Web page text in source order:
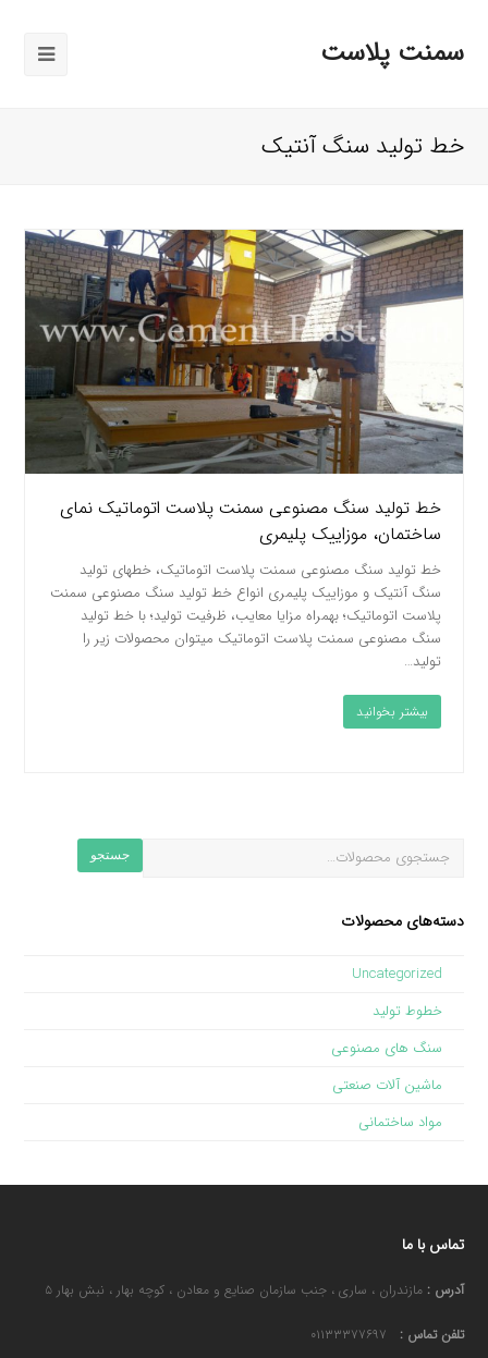
سمنت پلاست
باز
خط تولید سنگ آنتیک
خط تولید سنگ مصنوعی سمنت پلاست اتوماتیک نمای
ساختمان، موزاییک پلیمری
خط تولید سنگ مصنوعی سمنت پلاست اتوماتیک، خطهای تولید
سنگ آنتیک و موزاییک پلیمری انواع خط تولید سنگ مصنوعی سمنت
پلاست اتوماتیک؛ بهمراه مزایا معایب، ظرفیت تولید؛ با خط تولید
سنگ مصنوعی سمنت پلاست اتوماتیک میتوان محصولات زیر را
تولید…
بیشتر بخوانید
جستجو
دسته‌های محصولات
Uncategorized
خطوط تولید
سنگ های مصنوعی
ماشین آلات صنعتی
مواد ساختمانی
تماس با ما
آدرس : مازندران ، ساری ، جنب سازمان صنایع و معادن ، کوچه بهار ، نبش بهار ۵
تلفن تماس :